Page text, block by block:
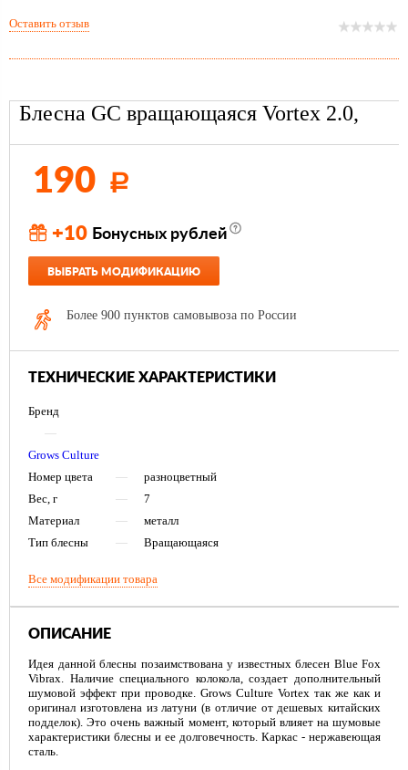
Блесна GC вращающаяся Vortex 2.0,
190 Р
+10 Бонусных рублей
ВЫБРАТЬ МОДИФИКАЦИЮ
Более 900 пунктов самовывоза по России
ТЕХНИЧЕСКИЕ ХАРАКТЕРИСТИКИ
Бренд
—
Grows Culture
Номер цвета
—
разноцветный
Вес, г
—
7
Материал
—
металл
Тип блесны
— Вращающаяся
Все модификации товара
ОПИСАНИЕ
Идея данной блесны позаимствована у известных блесен Blue Fox
Vibrax. Наличие специального колокола, создает дополнительный
шумовой эффект при проводке. Grows Culture Vortex так же как и
оригинал изготовлена из латуни (в отличие от дешевых китайских
подделок). Это очень важный момент, который влияет на шумовые
характеристики блесны и ее долговечность. Каркас - нержавеющая
сталь.
Оставить отзыв